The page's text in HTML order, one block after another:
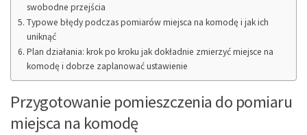
swobodne przejścia
Typowe błędy podczas pomiarów miejsca na komodę i jak ich
uniknąć
Plan działania: krok po kroku jak dokładnie zmierzyć miejsce na
komodę i dobrze zaplanować ustawienie
Przygotowanie pomieszczenia do pomiaru
miejsca na komodę